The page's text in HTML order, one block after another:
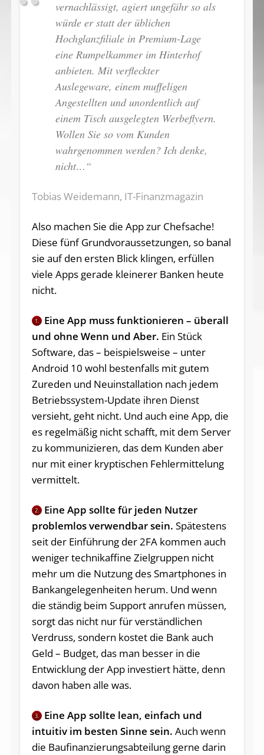
vernachlässigt, agiert ungefähr so als
würde er statt der üblichen
Hochglanzfiliale in Premium-Lage
eine Rumpelkammer im Hinterhof
anbieten. Mit verfleckter
Auslegeware, einem muffeligen
Angestellten und unordentlich auf
einem Tisch ausgelegten Werbeflyern.
Wollen Sie so vom Kunden
wahrgenommen werden? Ich denke,
nicht…“
Tobias Weidemann, IT-Finanzmagazin
Also machen Sie die App zur Chefsache!
Diese fünf Grundvoraussetzungen, so banal
sie auf den ersten Blick klingen, erfüllen
viele Apps gerade kleinerer Banken heute
nicht.
1.
Eine App muss funktionieren – überall
und ohne Wenn und Aber. Ein Stück
Software, das – beispielsweise – unter
Android 10 wohl bestenfalls mit gutem
Zureden und Neuinstallation nach jedem
Betriebssystem-Update ihren Dienst
versieht, geht nicht. Und auch eine App, die
es regelmäßig nicht schafft, mit dem Server
zu kommunizieren, das dem Kunden aber
nur mit einer kryptischen Fehlermittelung
vermittelt.
2.
Eine App sollte für jeden Nutzer
problemlos verwendbar sein. Spätestens
seit der Einführung der 2FA kommen auch
weniger technikaffine Zielgruppen nicht
mehr um die Nutzung des Smartphones in
Bankangelegenheiten herum. Und wenn
die ständig beim Support anrufen müssen,
sorgt das nicht nur für verständlichen
Verdruss, sondern kostet die Bank auch
Geld – Budget, das man besser in die
Entwicklung der App investiert hätte, denn
davon haben alle was.
3.
Eine App sollte lean, einfach und
intuitiv im besten Sinne sein. Auch wenn
die Baufinanzierungsabteilung gerne darin